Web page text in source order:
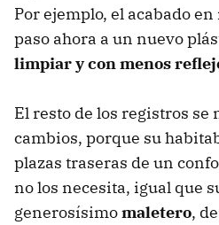
Por ejemplo, el acabado
paso ahora a un nuevo
limpiar y con menos
El resto de los registros
cambios, porque su
plazas traseras de un
no los necesita, igual que
generosísimomaletero, de